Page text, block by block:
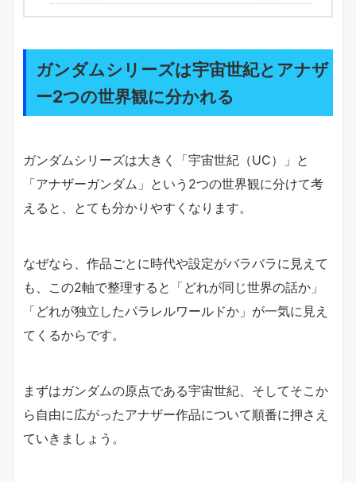
ガンダムシリーズは宇宙世紀とアナザ
ー2つの世界観に分かれる
ガンダムシリーズは大きく「宇宙世紀（UC）」と
「アナザーガンダム」という2つの世界観に分けて考
えると、とても分かりやすくなります。
なぜなら、作品ごとに時代や設定がバラバラに見えて
も、この2軸で整理すると「どれが同じ世界の話か」
「どれが独立したパラレルワールドか」が一気に見え
てくるからです。
まずはガンダムの原点である宇宙世紀、そしてそこか
ら自由に広がったアナザー作品について順番に押さえ
ていきましょう。